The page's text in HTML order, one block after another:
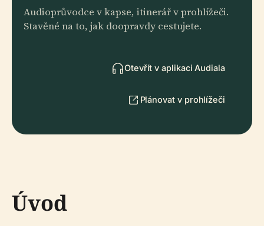
Audioprůvodce v kapse, itinerář v prohlížeči.
Stavěné na to, jak doopravdy cestujete.
Otevřít v aplikaci Audiala
Plánovat v prohlížeči
Úvod